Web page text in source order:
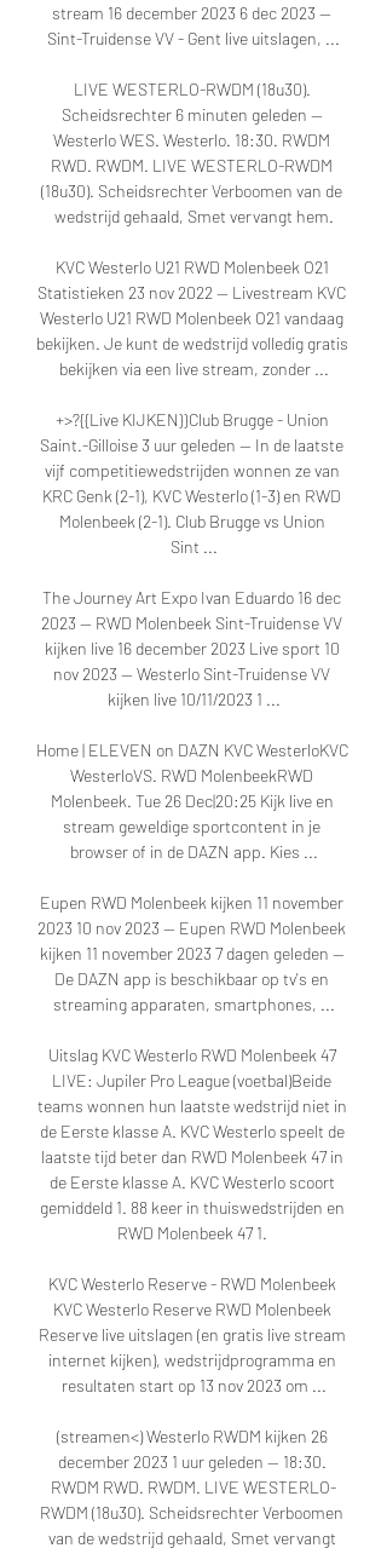
stream 16 december 2023 6 dec 2023 —
Sint-Truidense VV - Gent live uitslagen, ...
LIVE WESTERLO-RWDM (18u30).
Scheidsrechter 6 minuten geleden —
Westerlo WES. Westerlo. 18:30. RWDM
RWD. RWDM. LIVE WESTERLO-RWDM
(18u30). Scheidsrechter Verboomen van de
wedstrijd gehaald, Smet vervangt hem.
KVC Westerlo U21 RWD Molenbeek O21
Statistieken 23 nov 2022 — Livestream KVC
Westerlo U21 RWD Molenbeek O21 vandaag
bekijken. Je kunt de wedstrijd volledig gratis
bekijken via een live stream, zonder ...
+>?{{Live KIJKEN}}Club Brugge - Union
Saint.-Gilloise 3 uur geleden — In de laatste
vijf competitiewedstrijden wonnen ze van
KRC Genk (2-1), KVC Westerlo (1-3) en RWD
Molenbeek (2-1). Club Brugge vs Union
Sint ...
The Journey Art Expo Ivan Eduardo 16 dec
2023 — RWD Molenbeek Sint-Truidense VV
kijken live 16 december 2023 Live sport 10
nov 2023 — Westerlo Sint-Truidense VV
kijken live 10/11/2023 1 ...
Home | ELEVEN on DAZN KVC WesterloKVC
WesterloVS. RWD MolenbeekRWD
Molenbeek. Tue 26 Dec|20:25 Kijk live en
stream geweldige sportcontent in je
browser of in de DAZN app. Kies ...
Eupen RWD Molenbeek kijken 11 november
2023 10 nov 2023 — Eupen RWD Molenbeek
kijken 11 november 2023 7 dagen geleden —
De DAZN app is beschikbaar op tv's en
streaming apparaten, smartphones, ...
Uitslag KVC Westerlo RWD Molenbeek 47
LIVE: Jupiler Pro League (voetbal)Beide
teams wonnen hun laatste wedstrijd niet in
de Eerste klasse A. KVC Westerlo speelt de
laatste tijd beter dan RWD Molenbeek 47 in
de Eerste klasse A. KVC Westerlo scoort
gemiddeld 1. 88 keer in thuiswedstrijden en
RWD Molenbeek 47 1.
KVC Westerlo Reserve - RWD Molenbeek
KVC Westerlo Reserve RWD Molenbeek
Reserve live uitslagen (en gratis live stream
internet kijken), wedstrijdprogramma en
resultaten start op 13 nov 2023 om ...
(streamen<) Westerlo RWDM kijken 26
december 2023 1 uur geleden — 18:30.
RWDM RWD. RWDM. LIVE WESTERLO-
RWDM (18u30). Scheidsrechter Verboomen
van de wedstrijd gehaald, Smet vervangt